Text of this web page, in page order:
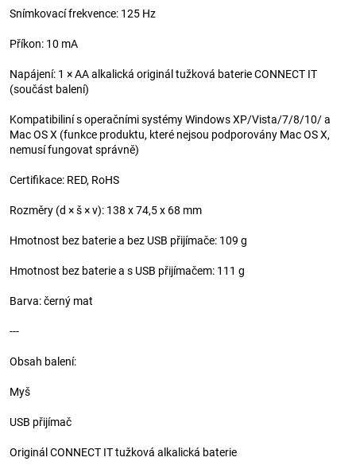
Snímkovací frekvence: 125 Hz
Příkon: 10 mA
Napájení: 1 × AA alkalická originál tužková baterie CONNECT IT
(součást balení)
Kompatibiliní s operačními systémy Windows XP/Vista/7/8/10/ a
Mac OS X (funkce produktu, které nejsou podporovány Mac OS X,
nemusí fungovat správně)
Certifikace: RED, RoHS
Rozměry (d × š × v): 138 x 74,5 x 68 mm
Hmotnost bez baterie a bez USB přijímače: 109 g
Hmotnost bez baterie a s USB přijímačem: 111 g
Barva: černý mat
---
Obsah balení:
Myš
USB přijímač
Originál CONNECT IT tužková alkalická baterie